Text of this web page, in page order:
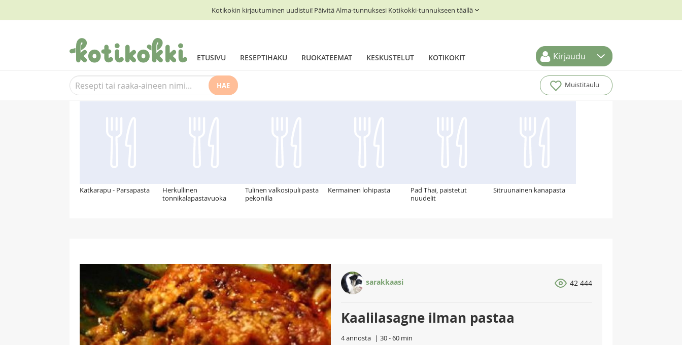
Kotikokin kirjautuminen uudistui! Päivitä Alma-tunnuksesi Kotikokki-tunnukseen täällä
ETUSIVU RESEPTIHAKU RUOKATEEMAT KESKUSTELUT KOTIKOKIT Kirjaudu
HAE Muistitaulu
Suosittelemme myös
Katkarapu - Parsapasta
Herkullinen
tonnikalapastavuoka
Tulinen valkosipuli pasta
pekonilla
Kermainen lohipasta
Pad Thai, paistetut
nuudelit
Sitruunainen kanapasta
sarakkaasi 42 444
Kaalilasagne ilman pastaa
4 annosta 30 - 60 min